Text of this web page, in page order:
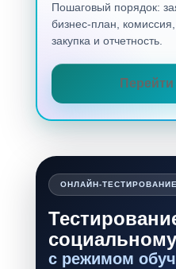
Пошаговый порядок:
бизнес-план,
закупка и отчетность.
Перейти
ОНЛАЙН-ТЕСТИРОВАНИЕ
с режимом